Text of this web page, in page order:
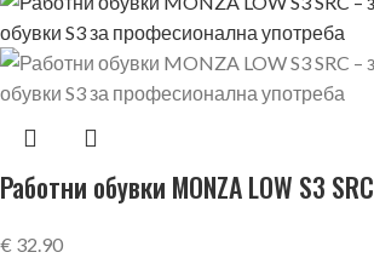
Работни обувки MONZA LOW S3 SRC
€ 32.90